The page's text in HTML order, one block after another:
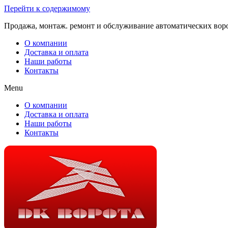
Перейти к содержимому
Продажа, монтаж. ремонт и обслуживание автоматических
О компании
Доставка и оплата
Наши работы
Контакты
Menu
О компании
Доставка и оплата
Наши работы
Контакты